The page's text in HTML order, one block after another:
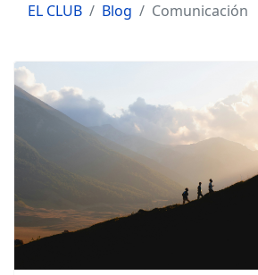
EL CLUB Blog Comunicación